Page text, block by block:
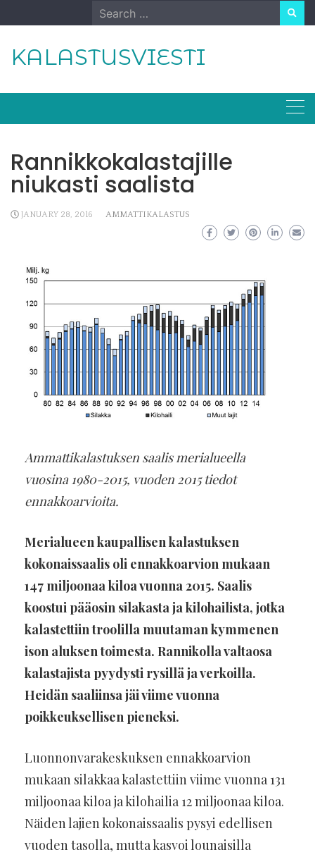
to
Search
for:
KALASTUSVIESTI
Rannikkokalastajille
niukasti saalista
JANUARY 28, 2016 AMMATTIKALASTUS
Ammattikalastuksen saalis merialueella
vuosina 1980-2015, vuoden 2015 tiedot
ennakkoarvioita.
Merialueen kaupallisen kalastuksen
kokonaissaalis oli ennakkoarvion mukaan
147 miljoonaa kiloa vuonna 2015. Saalis
koostui pääosin silakasta ja kilohailista, jotka
kalastettiin troolilla muutaman kymmenen
ison aluksen toimesta. Rannikolla valtaosa
kalastajista pyydysti rysillä ja verkoilla.
Heidän saaliinsa jäi viime vuonna
poikkeuksellisen pieneksi.
Luonnonvarakeskuksen ennakkoarvion
mukaan silakkaa kalastettiin viime vuonna 131
miljoonaa kiloa ja kilohailia 12 miljoonaa kiloa.
Näiden lajien kokonaissaalis pysyi edellisen
vuoden tasolla, mutta kasvoi lounaisilla